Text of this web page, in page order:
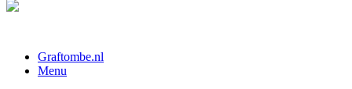
Graftombe.nl
Menu